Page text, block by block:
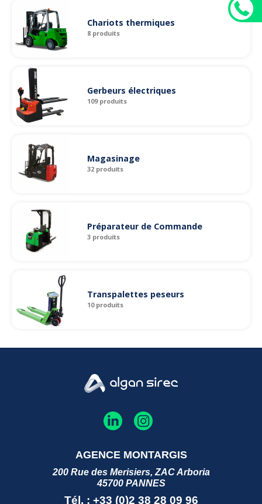
Chariots thermiques
8 produits
Gerbeurs électriques
109 produits
Magasinage
32 produits
Préparateur de Commande
3 produits
Transpalettes peseurs
10 produits
AGENCE MONTARGIS
200 Rue des Merisiers, ZAC Arboria
45700 PANNES
Tél. : +33 (0)2 38 28 09 96